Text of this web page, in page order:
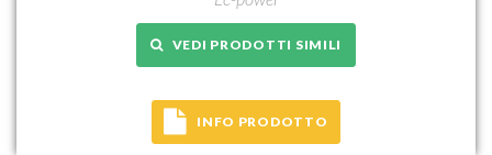
VEDI PRODOTTI SIMILI
INFO PRODOTTO